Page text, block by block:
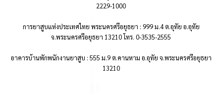
2229-1000
การยาสูบแห่งประเทศไทย พระนครศรีอยุธยา : 999 ม.4 ต.อุทัย อ.อุทัย
จ.พระนครศรีอยุธยา 13210 โทร. 0-3535-2555
อาคารบ้านพักพนักงานยาสูบ : 555 ม.9 ต.คานหาม อ.อุทัย จ.พระนครศรีอยุธยา
13210